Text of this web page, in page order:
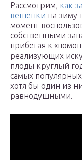
Рассмотрим, как
вешенки на зиму
момент
собственными
прибегая к
реализующих
плоды круглый
самых
хотя бы один из
равнодушными.